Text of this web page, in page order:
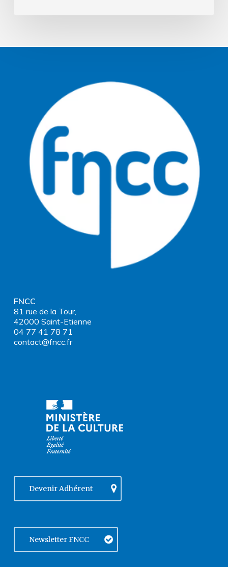
FNCC
81 rue de la Tour,
42000 Saint-Etienne
04 77 41 78 71
contact@fncc.fr
Devenir Adhérent
Newsletter FNCC